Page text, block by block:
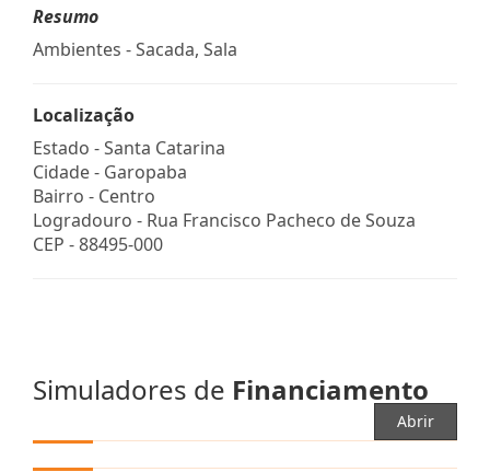
Resumo
Ambientes - Sacada, Sala
Localização
Estado -Santa Catarina
Cidade - Garopaba
Bairro - Centro
Logradouro - Rua Francisco Pacheco de Souza
CEP -88495-000
Simuladores de Financiamento
Abrir